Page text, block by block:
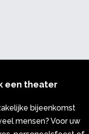
een theater
bijeenkomst
mensen? Voor uw